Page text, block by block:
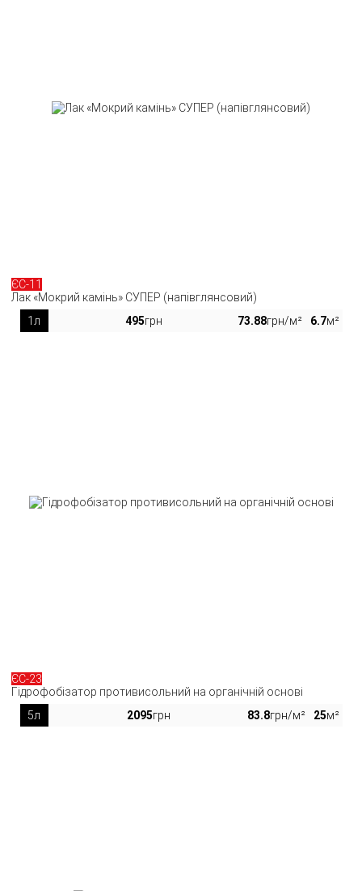
ЄС-11
Лак «Мокрий камінь» СУПЕР (напівглянсовий)
1л
495грн 73.88грн/м² 6.7м²
ЄС-23
Гідрофобізатор противисольний на органічній основі
5л
2095грн 83.8грн/м² 25м²